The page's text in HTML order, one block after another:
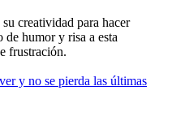
creatividad para hacer
humor y risa a esta
frustración.
y no se pierda las últimas